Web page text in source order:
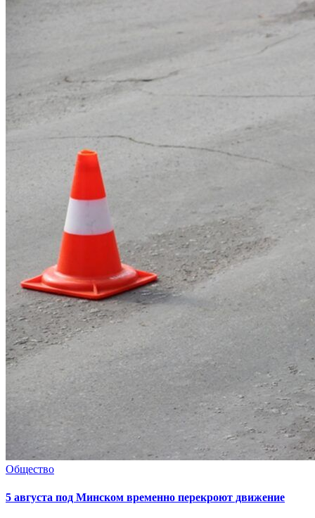
Общество
5 августа под Минском временно перекроют движение